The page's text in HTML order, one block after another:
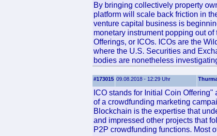
By bringing collectively property
platform will scale back friction in
venture capital business is
monetary instrument popping out
Offerings, or ICOs. ICOs are the
where the U.S. Securities and
bodies are nonetheless
#173015 09.08.2018 - 12:29 Uhr
ICO stands for Initial Coin
of a crowdfunding marketing
Blockchain is the expertise that
and impressed other projects that
P2P crowdfunding functions. Most